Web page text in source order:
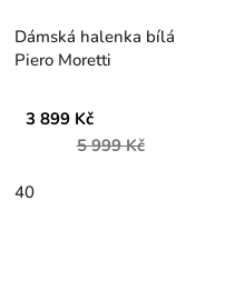
Dámská halenka bílá
Piero Moretti
3 899 Kč
5 999 Kč
40